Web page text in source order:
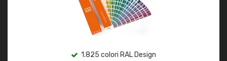
1.825 colori RAL Design